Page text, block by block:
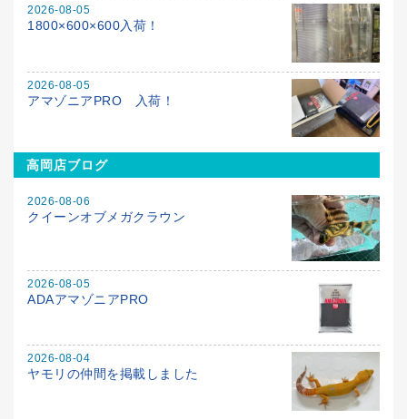
2026-08-05
1800×600×600入荷！
2026-08-05
アマゾニアPRO 入荷！
高岡店ブログ
2026-08-06
クイーンオブメガクラウン
2026-08-05
ADAアマゾニアPRO
2026-08-04
ヤモリの仲間を掲載しました